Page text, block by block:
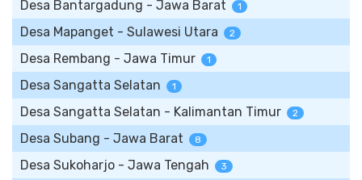
Desa Bantargadung - Jawa Barat 1
Desa Mapanget - Sulawesi Utara 2
Desa Rembang - Jawa Timur 1
Desa Sangatta Selatan 1
Desa Sangatta Selatan - Kalimantan Timur 2
Desa Subang - Jawa Barat 8
Desa Sukoharjo - Jawa Tengah 3